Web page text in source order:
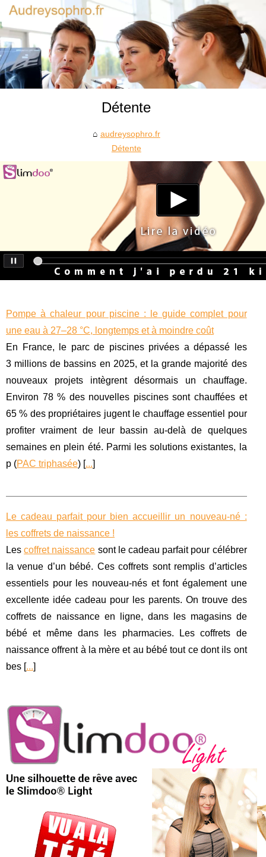
Détente
audreysophro.fr
Détente
Pompe à chaleur pour piscine : le guide complet pour
une eau à 27–28 °C, longtemps et à moindre coût
En France, le parc de piscines privées a dépassé les
3 millions de bassins en 2025, et la grande majorité des
nouveaux projets intègrent désormais un chauffage.
Environ 78 % des nouvelles piscines sont chauffées et
65 % des propriétaires jugent le chauffage essentiel pour
profiter vraiment de leur bassin au-delà de quelques
semaines en plein été. Parmi les solutions existantes, la
p (PAC triphasée) [...]
Le cadeau parfait pour bien accueillir un nouveau-né :
les coffrets de naissance !
Lescoffret naissance sont le cadeau parfait pour célébrer
la venue d’un bébé. Ces coffrets sont remplis d’articles
essentiels pour les nouveau-nés et font également une
excellente idée cadeau pour les parents. On trouve des
coffrets de naissance en ligne, dans les magasins de
bébé et même dans les pharmacies. Les coffrets de
naissance offrent à la mère et au bébé tout ce dont ils ont
bes [...]